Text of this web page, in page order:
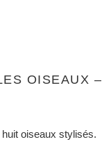
OISEAUX –
oiseaux stylisés.